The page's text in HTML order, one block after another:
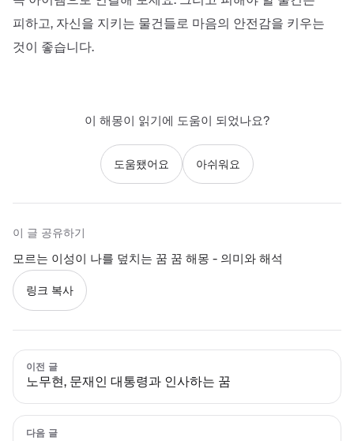
피하고, 자신을 지키는 물건들로 마음의 안전감을 키우는
것이 좋습니다.
이 해몽이 읽기에 도움이 되었나요?
도움됐어요 아쉬워요
이 글 공유하기
모르는 이성이 나를 덮치는 꿈 꿈 해몽 - 의미와 해석
링크 복사
이전 글
노무현, 문재인 대통령과 인사하는 꿈
다음 글